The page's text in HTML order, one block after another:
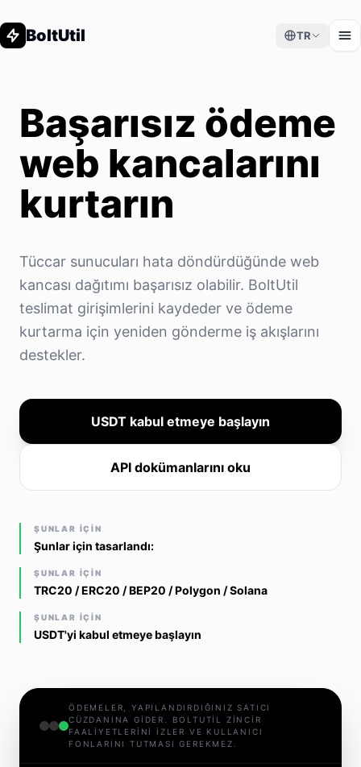
BoltUtil TR
Başarısız ödeme
web kancalarını
kurtarın
Tüccar sunucuları hata döndürdüğünde web
kancası dağıtımı başarısız olabilir. BoltUtil
teslimat girişimlerini kaydeder ve ödeme
kurtarma için yeniden gönderme iş akışlarını
destekler.
USDT kabul etmeye başlayın
API dokümanlarını oku
ŞUNLAR IÇIN
Şunlar için tasarlandı:
ŞUNLAR IÇIN
TRC20 / ERC20 / BEP20 / Polygon / Solana
ŞUNLAR IÇIN
USDT'yi kabul etmeye başlayın
ÖDEMELER, YAPILANDIRDIĞINIZ SATICI
CÜZDANINA GIDER. BOLTUTIL ZINCIR
FAALIYETLERINI IZLER VE KULLANICI
FONLARINI TUTMASI GEREKMEZ.